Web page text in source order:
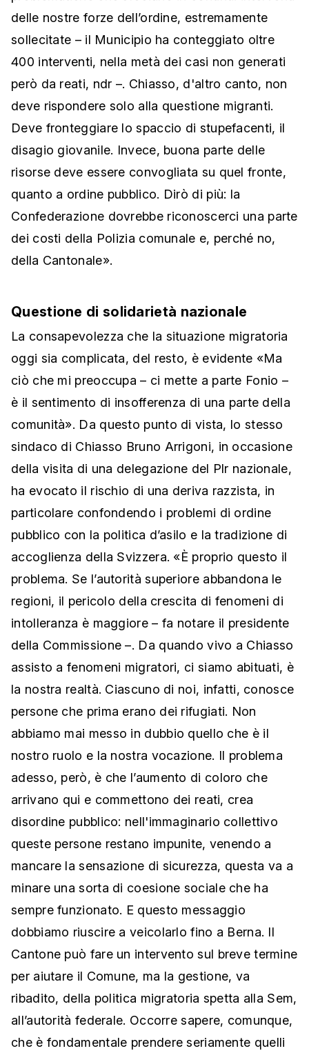
delle nostre forze dell’ordine, estremamente
sollecitate – il Municipio ha conteggiato oltre
400 interventi, nella metà dei casi non generati
però da reati, ndr –. Chiasso, d'altro canto, non
deve rispondere solo alla questione migranti.
Deve fronteggiare lo spaccio di stupefacenti, il
disagio giovanile. Invece, buona parte delle
risorse deve essere convogliata su quel fronte,
quanto a ordine pubblico. Dirò di più: la
Confederazione dovrebbe riconoscerci una parte
dei costi della Polizia comunale e, perché no,
della Cantonale».
Questione di solidarietà nazionale
La consapevolezza che la situazione migratoria
oggi sia complicata, del resto, è evidente «Ma
ciò che mi preoccupa – ci mette a parte Fonio –
è il sentimento di insofferenza di una parte della
comunità». Da questo punto di vista, lo stesso
sindaco di Chiasso Bruno Arrigoni, in occasione
della visita di una delegazione del Plr nazionale,
ha evocato il rischio di una deriva razzista, in
particolare confondendo i problemi di ordine
pubblico con la politica d’asilo e la tradizione di
accoglienza della Svizzera. «È proprio questo il
problema. Se l’autorità superiore abbandona le
regioni, il pericolo della crescita di fenomeni di
intolleranza è maggiore – fa notare il presidente
della Commissione –. Da quando vivo a Chiasso
assisto a fenomeni migratori, ci siamo abituati, è
la nostra realtà. Ciascuno di noi, infatti, conosce
persone che prima erano dei rifugiati. Non
abbiamo mai messo in dubbio quello che è il
nostro ruolo e la nostra vocazione. Il problema
adesso, però, è che l’aumento di coloro che
arrivano qui e commettono dei reati, crea
disordine pubblico: nell'immaginario collettivo
queste persone restano impunite, venendo a
mancare la sensazione di sicurezza, questa va a
minare una sorta di coesione sociale che ha
sempre funzionato. E questo messaggio
dobbiamo riuscire a veicolarlo fino a Berna. Il
Cantone può fare un intervento sul breve termine
per aiutare il Comune, ma la gestione, va
ribadito, della politica migratoria spetta alla Sem,
all’autorità federale. Occorre sapere, comunque,
che è fondamentale prendere seriamente quelli